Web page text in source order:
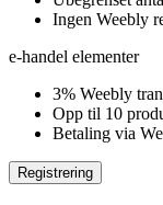
Ingen Weebly
e-handel elementer
3% Weebly
Opp til 10
Betaling via
Registrering